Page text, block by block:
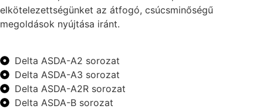
elkötelezettségünket az átfogó, csúcsminőségű
megoldások nyújtása iránt.
Delta ASDA-A2 sorozat
Delta ASDA-A3 sorozat
Delta ASDA-A2R sorozat
Delta ASDA-B sorozat